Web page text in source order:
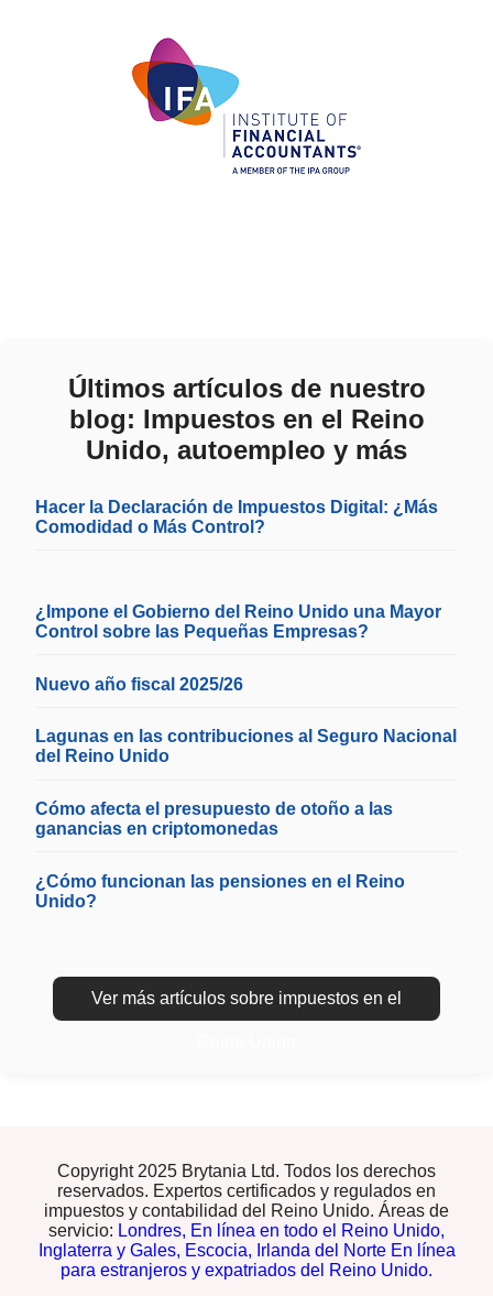
Últimos artículos de nuestro
blog: Impuestos en el Reino
Unido, autoempleo y más
Hacer la Declaración de Impuestos Digital: ¿Más
Comodidad o Más Control?
¿Impone el Gobierno del Reino Unido una Mayor
Control sobre las Pequeñas Empresas?
Nuevo año fiscal 2025/26
Lagunas en las contribuciones al Seguro Nacional
del Reino Unido
Cómo afecta el presupuesto de otoño a las
ganancias en criptomonedas
¿Cómo funcionan las pensiones en el Reino
Unido?
Ver más artículos sobre impuestos en el
Copyright 2025 Brytania Ltd. Todos los derechos
reservados. Expertos certificados y regulados en
impuestos y contabilidad del Reino Unido. Áreas de
servicio: Londres, En línea en todo el Reino Unido,
Inglaterra y Gales, Escocia, Irlanda del Norte En línea
para estranjeros y expatriados del Reino Unido.